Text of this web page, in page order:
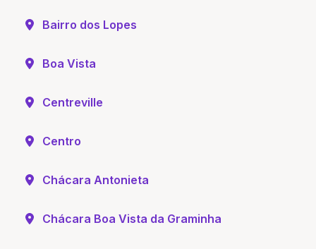
Bairro dos Lopes
Boa Vista
Centreville
Centro
Chácara Antonieta
Chácara Boa Vista da Graminha